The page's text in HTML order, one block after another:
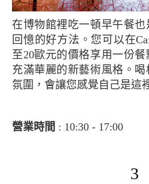
在博物館裡吃一頓早午餐也是一個給自己留下難忘
回憶的好方法。您可以在
至20歐元的價格享用一份
充滿華麗的新藝術風格。
氛圍，會讓您感覺自己是這
營業時間 : 10:30 - 17:00
3